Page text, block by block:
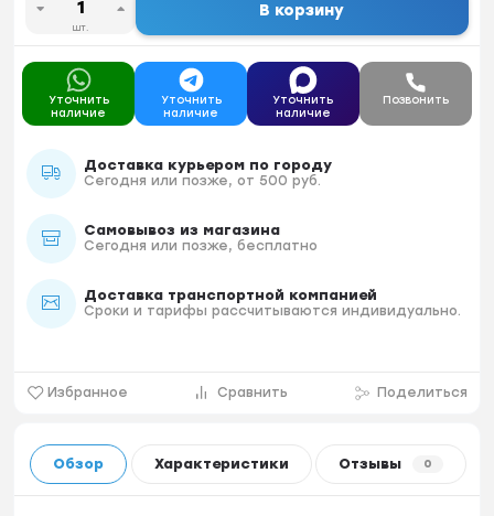
шт.
В корзину
Уточнить
наличие
Уточнить
наличие
Уточнить
наличие
Позвонить
Доставка курьером по городу
Сегодня или позже, от 500 руб.
Самовывоз из магазина
Сегодня или позже, бесплатно
Доставка транспортной компанией
Сроки и тарифы рассчитываются индивидуально.
Избранное Сравнить Поделиться
Обзор Характеристики Отзывы 0